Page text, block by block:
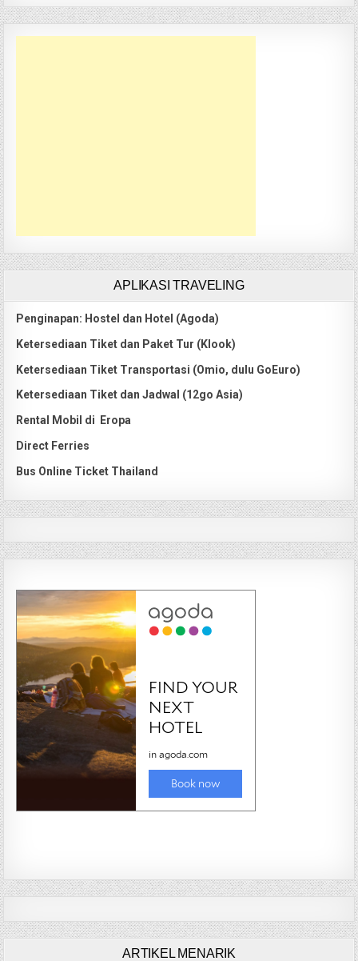
APLIKASI TRAVELING
Penginapan: Hostel dan Hotel (Agoda)
Ketersediaan Tiket dan Paket Tur (Klook)
Ketersediaan Tiket Transportasi (Omio, dulu GoEuro)
Ketersediaan Tiket dan Jadwal (12go Asia)
Rental Mobil di Eropa
Direct Ferries
Bus Online Ticket Thailand
ARTIKEL MENARIK